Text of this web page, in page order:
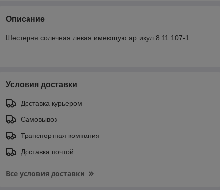
Описание
Шестерня солнчная левая имеющую артикул 8.11.107-1.
Условия доставки
Доставка курьером
Самовывоз
Транспортная компания
Доставка почтой
Все условия доставки